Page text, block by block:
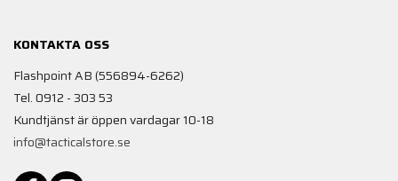
KONTAKTA OSS
Flashpoint AB (556894-6262)
Tel. 0912 - 303 53
Kundtjänst är öppen vardagar 10-18
info@tacticalstore.se